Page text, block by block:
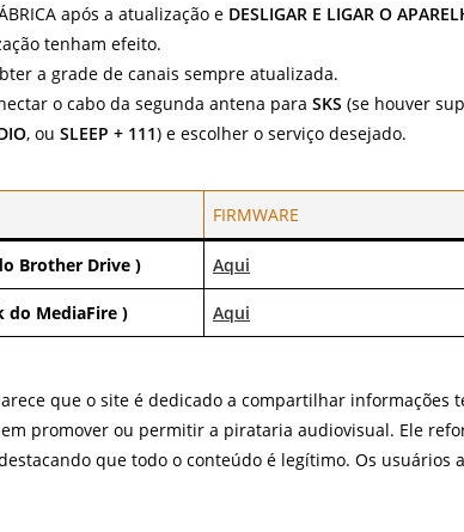
após a atualização e DESLIGAR E LIGAR O
tenham efeito.
a grade de canais sempre atualizada.
o cabo da segunda antena para SKS (se houver
, ou SLEEP + 111) e escolher o serviço desejado.
FIRMWARE
Brother Drive ) Aqui
do MediaFire ) Aqui
que o site é dedicado a compartilhar informações
promover ou permitir a pirataria audiovisual. Ele
que todo o conteúdo é legítimo. Os usuários